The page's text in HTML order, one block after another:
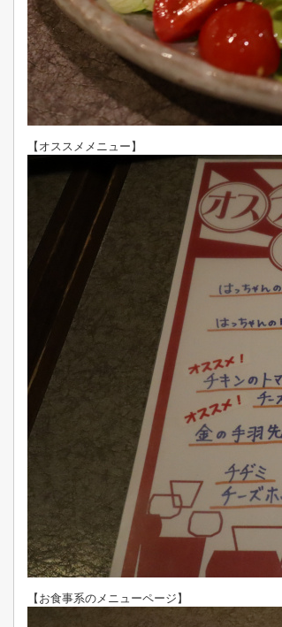
【オススメメニュー】
【お食事系のメニューページ】